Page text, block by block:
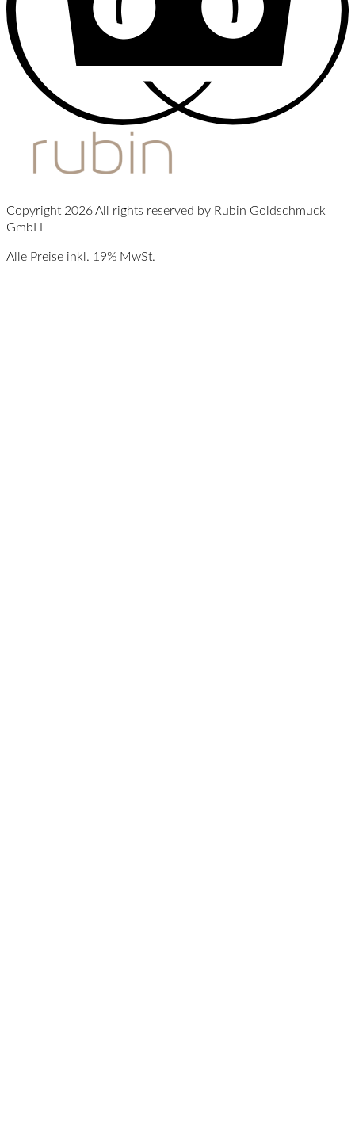
Copyright 2026 All rights reserved by Rubin Goldschmuck
GmbH
Alle Preise inkl. 19% MwSt.